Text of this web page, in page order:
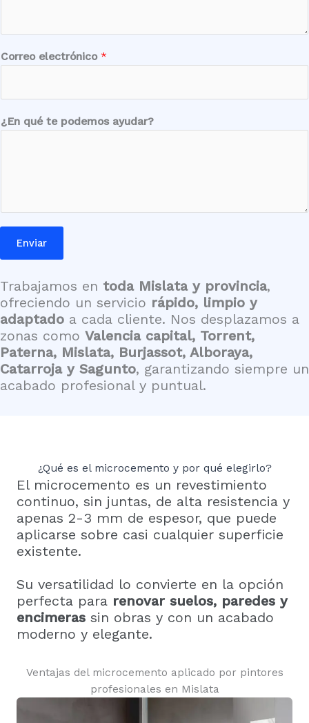
iCorreo electrónico *
¿En qué te podemos ayudar?
Enviar
Trabajamos en toda Mislata y provincia,
ofreciendo un servicio rápido, limpio y
adaptado a cada cliente. Nos desplazamos a
zonas como Valencia capital, Torrent,
Paterna, Mislata, Burjassot, Alboraya,
Catarroja y Sagunto, garantizando siempre un
acabado profesional y puntual.
¿Qué es el microcemento y por qué elegirlo?
El microcemento es un revestimiento
continuo, sin juntas, de alta resistencia y
apenas 2-3 mm de espesor, que puede
aplicarse sobre casi cualquier superficie
existente.
Su versatilidad lo convierte en la opción
perfecta para renovar suelos, paredes y
encimeras sin obras y con un acabado
moderno y elegante.
Ventajas del microcemento aplicado por pintores
profesionales en Mislata